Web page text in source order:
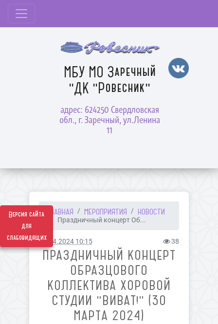
Версия сайта
для
слабовидящих
МБУ МО Заречный
"ДК "Ровесник"
адрес: 624250 Свердловская
обл., г. Заречный, ул.Ленина
11
ГЛАВНАЯ МЕРОПРИЯТИЯ НОВОСТИ
Праздничный концерт Об...
05.04.2024 10:15 38
ПРАЗДНИЧНЫЙ КОНЦЕРТ
ОБРАЗЦОВОГО
КОЛЛЕКТИВА ХОРОВОЙ
СТУДИИ "ВИВАТ!" (30
МАРТА 2024)